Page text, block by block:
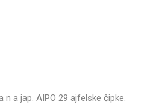
a jap. AIPO 29 ajfelske ĉipke.